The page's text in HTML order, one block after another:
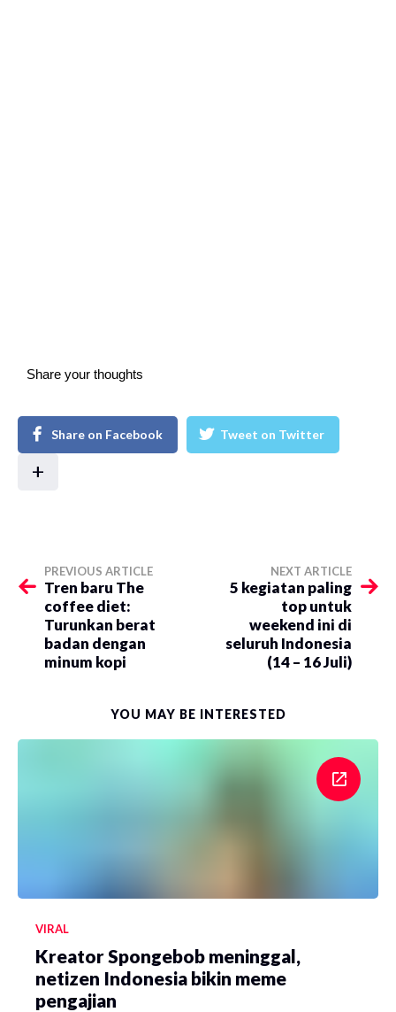
Share your thoughts
Share on Facebook Tweet on Twitter
+
PREVIOUS ARTICLE
Tren baru The
coffee diet:
Turunkan berat
badan dengan
minum kopi
NEXT ARTICLE
5 kegiatan paling
top untuk
weekend ini di
seluruh Indonesia
(14 – 16 Juli)
YOU MAY BE INTERESTED
VIRAL
Kreator Spongebob meninggal,
netizen Indonesia bikin meme
pengajian